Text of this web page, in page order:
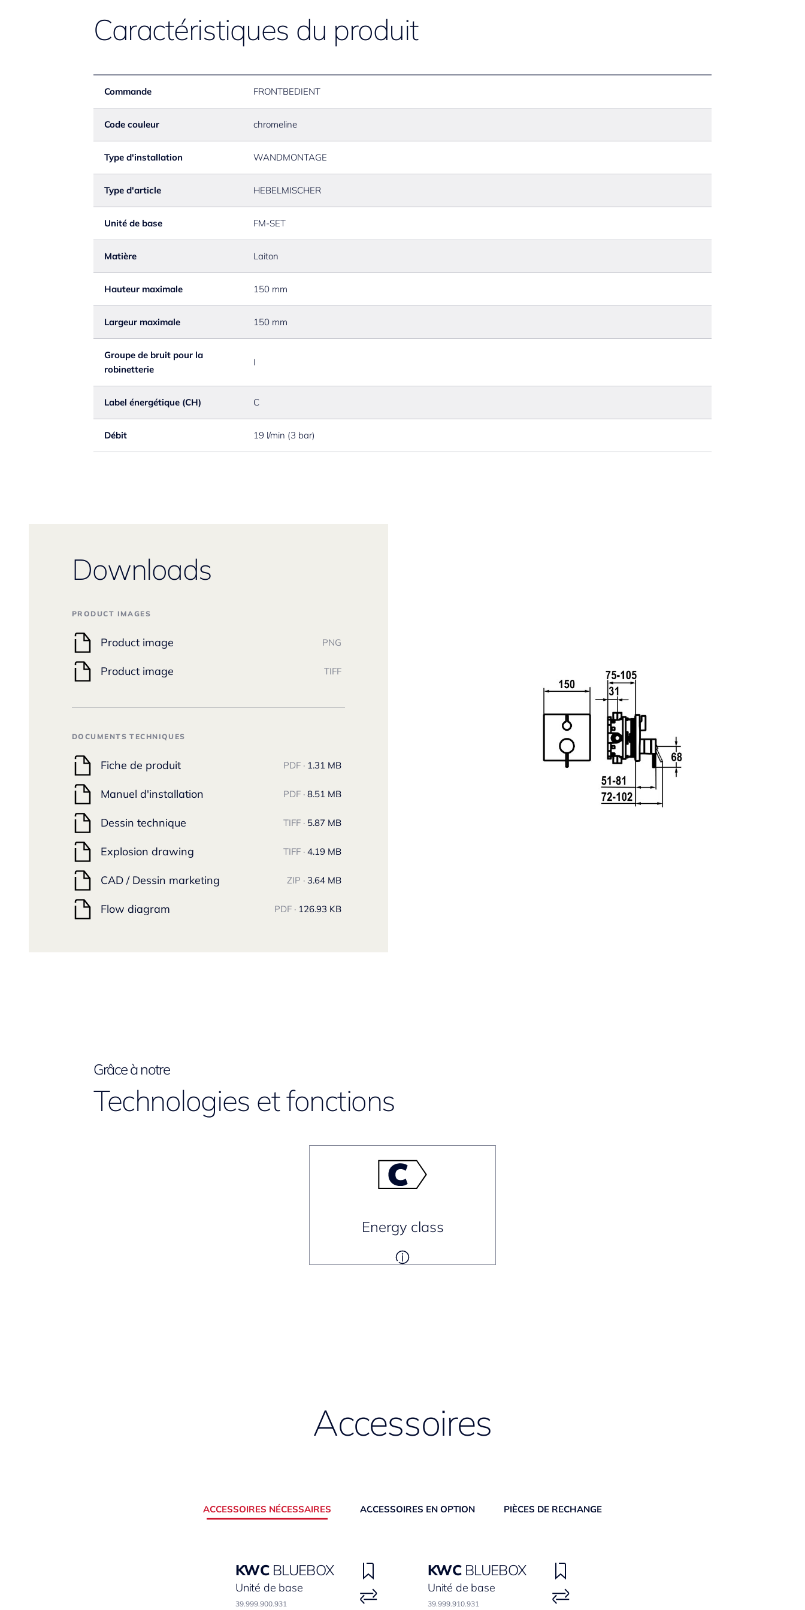
Caractéristiques du produit
Commande FRONTBEDIENT
Code couleur chromeline
Type d'installation WANDMONTAGE
Type d'article HEBELMISCHER
Unité de base FM-SET
Matière Laiton
Hauteur maximale 150 mm
Largeur maximale 150 mm
Groupe de bruit pour la
robinetterie
I
Label énergétique (CH) C
Débit 19 l/min (3 bar)
Downloads
PRODUCT IMAGES
Product image PNG
Product image TIFF
DOCUMENTS TECHNIQUES
Fiche de produit PDF · 1.31 MB
Manuel d'installation PDF · 8.51 MB
Dessin technique TIFF · 5.87 MB
Explosion drawing TIFF · 4.19 MB
CAD / Dessin marketing ZIP · 3.64 MB
Flow diagram PDF · 126.93 KB
Grâce à notre
Technologies et fonctions
Energy class
Accessoires
ACCESSOIRES NÉCESSAIRES ACCESSOIRES EN OPTION PIÈCES DE RECHANGE
KWC BLUEBOX
Unité de base
39.999.900.931
KWC BLUEBOX
Unité de base
39.999.910.931